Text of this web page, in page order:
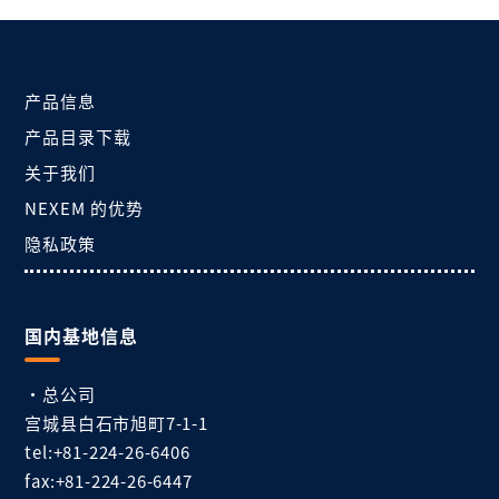
产品信息
产品目录下载
关于我们
NEXEM 的优势
隐私政策
国内基地信息
・总公司
宫城县白石市旭町7-1-1
tel:+81-224-26-6406
fax:+81-224-26-6447